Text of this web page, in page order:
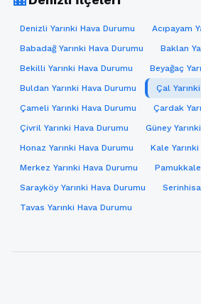
Denizli Yarınki Hava Durumu
Acıpayam
Babadağ Yarınki Hava Durumu
Baklan
Bekilli Yarınki Hava Durumu
Beyağaç
Buldan Yarınki Hava Durumu
Çal
Çameli Yarınki Hava Durumu
Çardak
Çivril Yarınki Hava Durumu
Güney
Honaz Yarınki Hava Durumu
Kale
Merkez Yarınki Hava Durumu
Pamukkale
Sarayköy Yarınki Hava Durumu
Tavas Yarınki Hava Durumu